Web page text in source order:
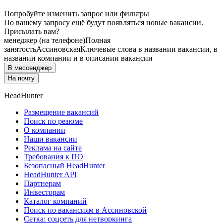
Попробуйте изменить запрос или фильтры
По вашему запросу ещё будут появляться новые вакансии.
Присылать вам?
менеджер (на телефоне)Полная
занятостьАссиновскаяКлючевые слова в названии вакансии, в
названии компании и в описании вакансии
В мессенджер
На почту
HeadHunter
Размещение вакансий
Поиск по резюме
О компании
Наши вакансии
Реклама на сайте
Требования к ПО
Безопасный HeadHunter
HeadHunter API
Партнерам
Инвесторам
Каталог компаний
Поиск по вакансиям в Ассиновской
Сетка: соцсеть для нетворкинга